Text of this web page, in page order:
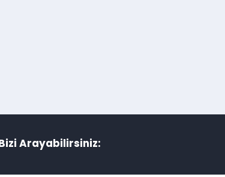
Bizi Arayabilirsiniz: